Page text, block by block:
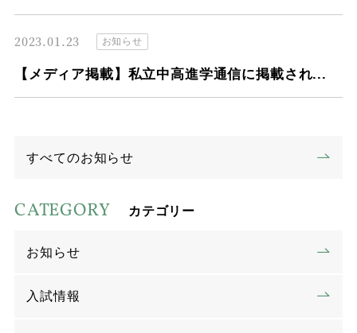
2023.01.23 お知らせ
【メディア掲載】私立中高進学通信に掲載され...
すべてのお知らせ
CATEGORY カテゴリー
お知らせ
入試情報